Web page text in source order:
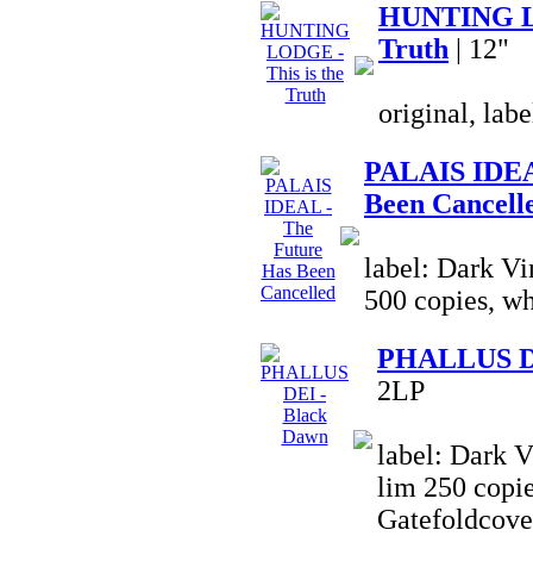
HUNTING
Truth | 12"
original,
PALAIS
Been
label: Dark
500 copies,
PHALLUS
2LP
label: Dark
lim 250